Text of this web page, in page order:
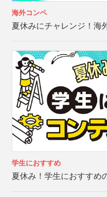
海外コンペ
夏休みにチャレンジ！海
学生におすすめ
夏休み！学生におすすめ